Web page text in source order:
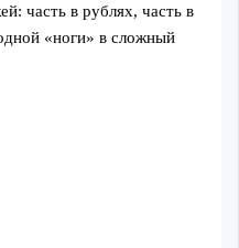
часть в рублях, часть в
«ноги» в сложный